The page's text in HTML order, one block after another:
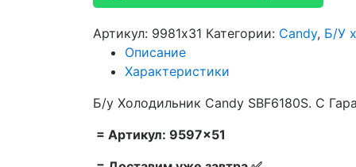
Артикул: 9981x31 Категории: Candy, Б/У
Описание
Характеристики
Б/у Холодильник Candy SBF6180S. С
= Артикул: 9597×51